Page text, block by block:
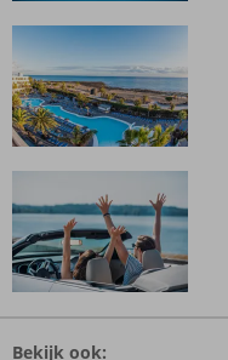
zijn
Bekijk ook: